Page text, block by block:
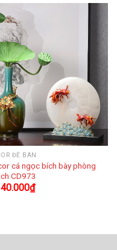
ĐỂ BÀN
cá ngọc bích bày phòng
CD973
₫